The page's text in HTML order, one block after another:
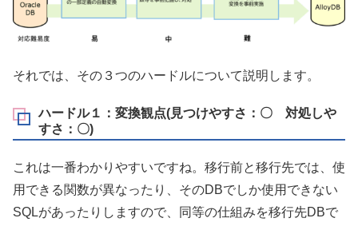
それでは、その３つのハードルについて説明します。
ハードル１：変換観点(見つけやすさ：〇 対処しや
すさ：〇)
これは一番わかりやすいですね。移行前と移行先では、使
用できる関数が異なったり、そのDBでしか使用できない
SQLがあったりしますので、同等の仕組みを移行先DBで